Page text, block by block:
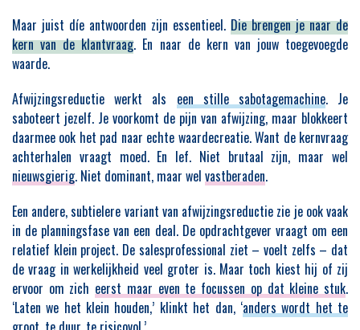
Maar juist díe antwoorden zijn essentieel. Die brengen je naar de
kern van de klantvraag. En naar de kern van jouw toegevoegde
waarde.
Afwijzingsreductie werkt als een stille sabotagemachine. Je
saboteert jezelf. Je voorkomt de pijn van afwijzing, maar blokkeert
daarmee ook het pad naar echte waardecreatie. Want de kernvraag
achterhalen vraagt moed. En lef. Niet brutaal zijn, maar wel
nieuwsgierig. Niet dominant, maar wel vastberaden.
Een andere, subtielere variant van afwijzingsreductie zie je ook vaak
in de planningsfase van een deal. De opdrachtgever vraagt om een
relatief klein project. De salesprofessional ziet – voelt zelfs – dat
de vraag in werkelijkheid veel groter is. Maar toch kiest hij of zij
ervoor om zich eerst maar even te focussen op dat kleine stuk.
‘Laten we het klein houden,’ klinkt het dan, ‘anders wordt het te